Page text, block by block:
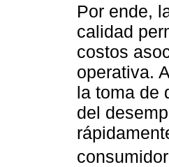
Por ende,
calidad
costos
operativa.
la toma de
del